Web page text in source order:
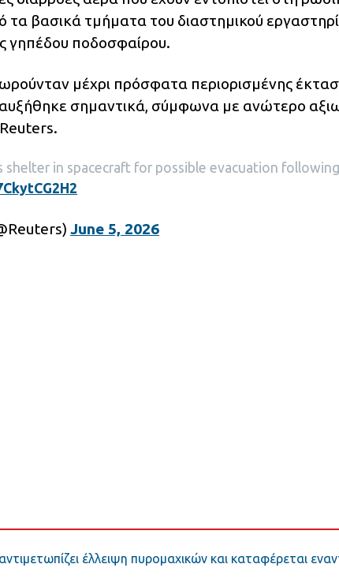
τα βασικά τμήματα του διαστημικού
γηπέδου ποδοσφαίρου.
μέχρι πρόσφατα περιορισμένης
σημαντικά, σύμφωνα με ανώτερο
Reuters.
shelter in spacecraft for possible evacuation
June 5, 2026
έλλειψη πυρομαχικών και καταφέρεται